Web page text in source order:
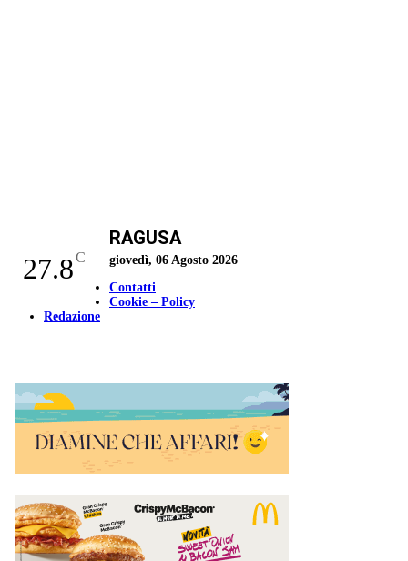
27.8C
RAGUSA
giovedì, 06 Agosto 2026
Contatti
Cookie – Policy
Redazione